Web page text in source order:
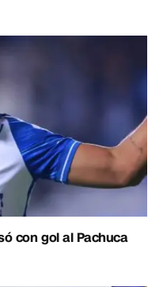
con gol al Pachuca